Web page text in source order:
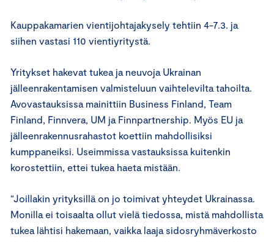
Kauppakamarien vientijohtajakysely tehtiin 4-7.3. ja
siihen vastasi 110 vientiyritystä.
Yritykset hakevat tukea ja neuvoja Ukrainan
jälleenrakentamisen valmisteluun vaihtelevilta tahoilta.
Avovastauksissa mainittiin Business Finland, Team
Finland, Finnvera, UM ja Finnpartnership. Myös EU ja
jälleenrakennusrahastot koettiin mahdollisiksi
kumppaneiksi. Useimmissa vastauksissa kuitenkin
korostettiin, ettei tukea haeta mistään.
“Joillakin yrityksillä on jo toimivat yhteydet Ukrainassa.
Monilla ei toisaalta ollut vielä tiedossa, mistä mahdollista
tukea lähtisi hakemaan, vaikka laaja sidosryhmäverkosto